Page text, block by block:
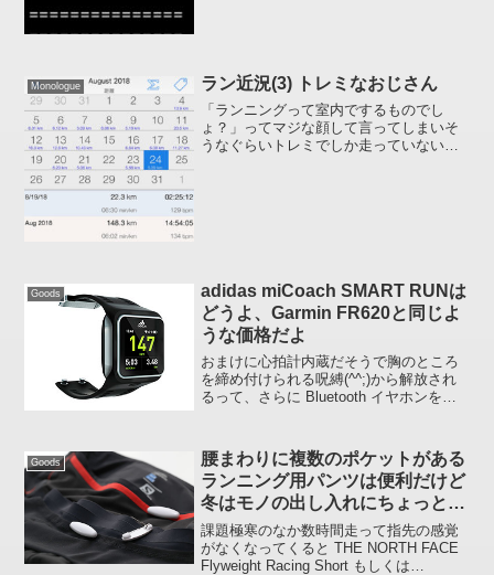
Monologue ラン近況(3) トレミなおじさん
「ランニングって室内でするものでし
ょ？」ってマジな顔して言ってしまいそ
うなぐらいトレミでしか走っていない今
Goods
adidas miCoach SMART RUNは
どうよ、Garmin FR620と同じよ
うな価格だよ
おまけに心拍計内蔵だそうで胸のところ
を締め付けられる呪縛(^^;)から解放され
るって、さらに Bluetooth イヤホンを用
にないものが搭載されている模様...
Goods
腰まわりに複数のポケットがある
ランニング用パンツは便利だけど
冬はモノの出し入れにちょっと苦
労する(結論)
課題極寒のなか数時間走って指先の感覚
がなくなってくると THE NORTH FACE
Flyweight Racing Short もしくは